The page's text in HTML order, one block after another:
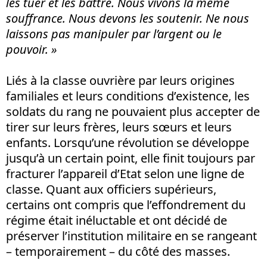
souffrance. Nous devons les soutenir. Ne nous
laissons pas manipuler par l’argent ou le
pouvoir. »
Liés à la classe ouvrière par leurs origines
familiales et leurs conditions d’existence, les
soldats du rang ne pouvaient plus accepter de
tirer sur leurs frères, leurs sœurs et leurs
enfants. Lorsqu’une révolution se développe
jusqu’à un certain point, elle finit toujours par
fracturer l’appareil d’Etat selon une ligne de
classe. Quant aux officiers supérieurs,
certains ont compris que l’effondrement du
régime était inéluctable et ont décidé de
préserver l’institution militaire en se rangeant
– temporairement – du côté des masses.